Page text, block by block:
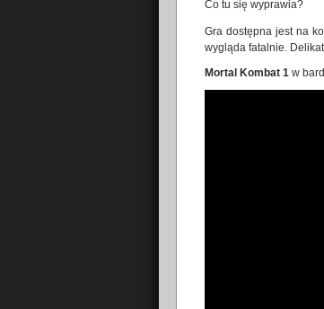
Co tu się wyprawia?
Gra dostępna jest na
wygląda fatalnie.
Mortal Kombat 1 w